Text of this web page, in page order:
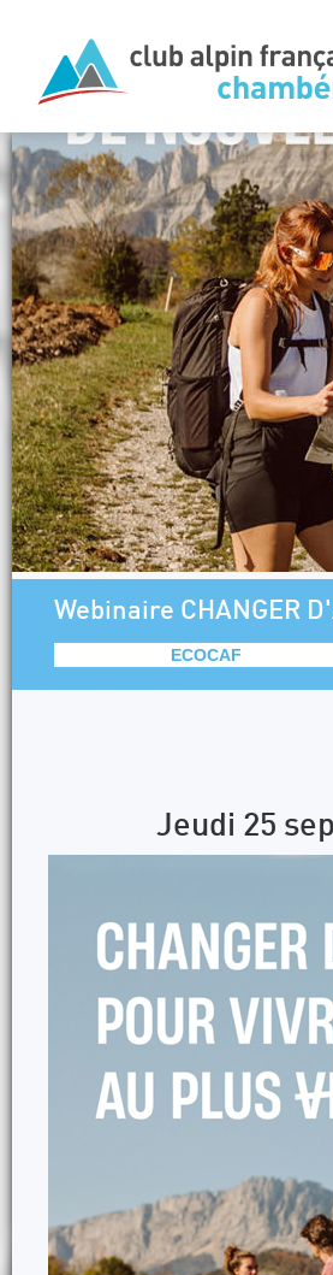
Webinaire CHANGER
ECOCAF
Jeudi 25